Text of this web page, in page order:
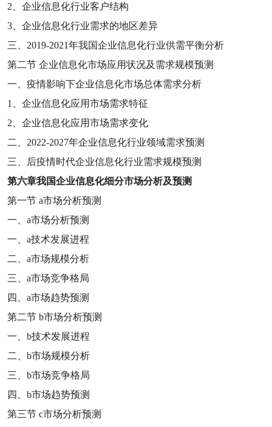
2 、企业信息化行业客户结构
3 、企业信息化行业需求的地区差异
三、 2019-2021年我国企业信息化行业供需平衡分析
第二节 企业信息化市场应用状况及需求规模预测
一、疫情影响下企业信息化市场总体需求分析
1
、企业信息化应用市场需求特征
2 、企业信息化应用市场需求变化
二、 2022-2027年企业信息化行业领域需求预测
三、后疫情时代企业信息化行业需求规模预测
第六章我国企业信息化细分市场分析及预测
第一节 a市场分析预测
一、 a市场分析预测
一、 a技术发展进程
二、 a市场规模分析
三、 a市场竞争格局
四、 a市场趋势预测
第二节 b市场分析预测
一、 b技术发展进程
二、 b市场规模分析
三、 b市场竞争格局
四、 b市场趋势预测
第三节 c市场分析预测